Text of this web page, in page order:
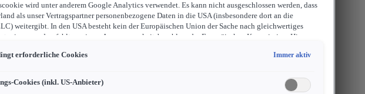
wird unter anderem Google Analytics verwendet. Es kann nicht ausgeschlossen werden, dass
als unser Vertragspartner personenbezogene Daten in die USA (insbesondere dort an die
weitergibt. In den USA besteht kein der Europäischen Union der Sache nach gleichwertiges
und es fehlt an einem Angemessenheitsbeschluss der Europäischen Kommission. Hieraus
können, in den USA keine Datenschutzgrundsätze bestehen, und weil nicht ausgeschlossen
wobei Eingriffe in Ihre persönlichen Rechte und Freiheiten nicht auf das absolut Notwendige
Sollten Sie das Setzen von Cookies für Marketingzwecke oder Leistungscookies auch für
erforderliche Cookies Immer aktiv
Cookies (inkl. US-Anbieter)